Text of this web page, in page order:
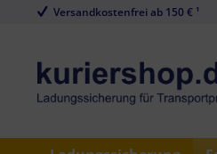
Versandkostenfrei ab 150 € ¹